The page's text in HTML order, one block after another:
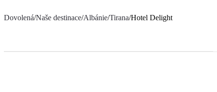
Dovolená/Naše destinace/Albánie/Tirana/Hotel Delight